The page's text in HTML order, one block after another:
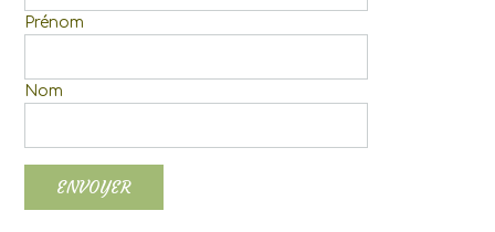
Prénom
Nom